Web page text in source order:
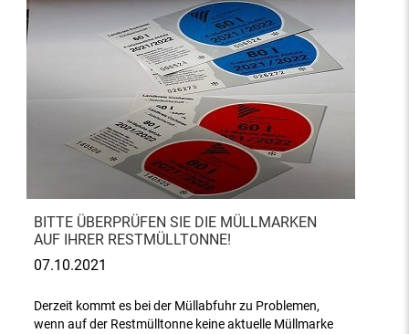
BITTE ÜBERPRÜFEN SIE DIE MÜLLMARKEN
AUF IHRER RESTMÜLLTONNE!
07.10.2021
Derzeit kommt es bei der Müllabfuhr zu Problemen,
wenn auf der Restmülltonne keine aktuelle Müllmarke